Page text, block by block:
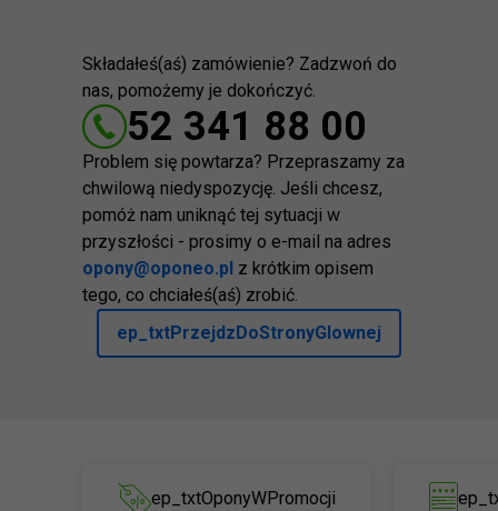
Składałeś(aś) zamówienie? Zadzwoń do
nas, pomożemy je dokończyć.
52 341 88 00
Problem się powtarza? Przepraszamy za
chwilową niedyspozycję. Jeśli chcesz,
pomóż nam uniknąć tej sytuacji w
przyszłości - prosimy o e-mail na adres
opony@oponeo.pl z krótkim opisem
tego, co chciałeś(aś) zrobić.
ep_txtPrzejdzDoStronyGlownej
ep_txtOponyWPromocji